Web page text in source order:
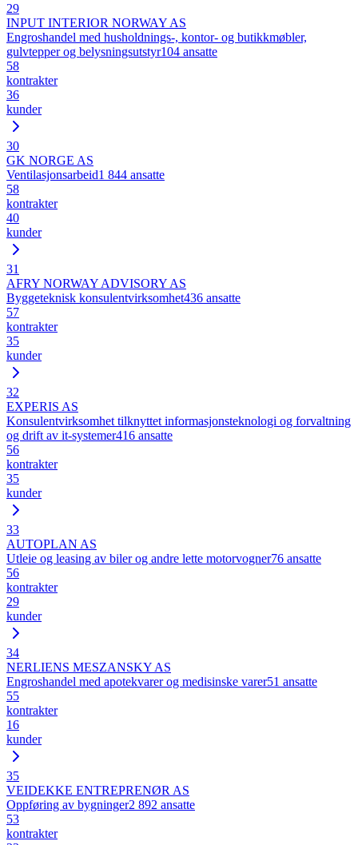
29
INPUT INTERIOR NORWAY AS
Engroshandel med husholdnings-, kontor- og butikkmøbler,
gulvtepper og belysningsutstyr104 ansatte
58
kontrakter
36
kunder
30
GK NORGE AS
Ventilasjonsarbeid1 844 ansatte
58
kontrakter
40
kunder
31
AFRY NORWAY ADVISORY AS
Byggeteknisk konsulentvirksomhet436 ansatte
57
kontrakter
35
kunder
32
EXPERIS AS
Konsulentvirksomhet tilknyttet informasjonsteknologi og forvaltning
og drift av it-systemer416 ansatte
56
kontrakter
35
kunder
33
AUTOPLAN AS
Utleie og leasing av biler og andre lette motorvogner76 ansatte
56
kontrakter
29
kunder
34
NERLIENS MESZANSKY AS
Engroshandel med apotekvarer og medisinske varer51 ansatte
55
kontrakter
16
kunder
35
VEIDEKKE ENTREPRENØR AS
Oppføring av bygninger2 892 ansatte
53
kontrakter